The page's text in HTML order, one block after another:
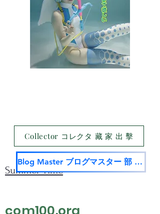
Summer Time
Collector コレクタ 藏 家 出 擊
Blog Master ブログマスター 部 落 名 家